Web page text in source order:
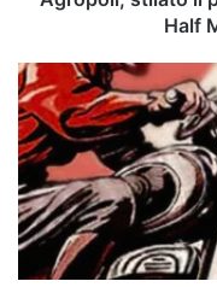
Half
Battipaglia,
ASI
–
Automotoclub
Storico
Italiano
"Moto
Day
2024"